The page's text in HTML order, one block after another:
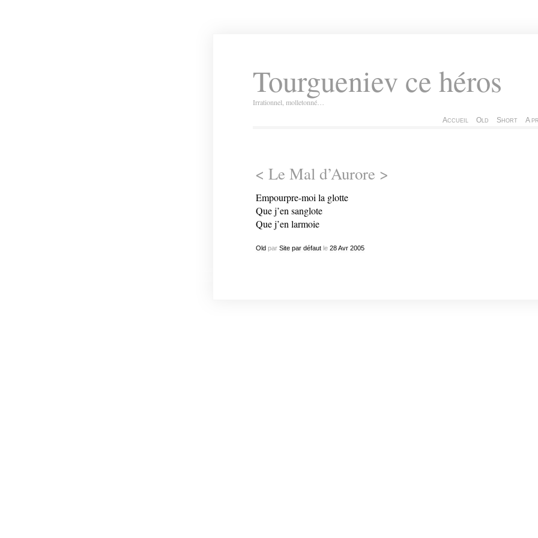
Tourgueniev ce héros
Irrationnel, molletonné…
Accueil Old Short A
< Le Mal d’Aurore >
Empourpre-moi la glotte
Que j’en sanglote
Que j’en larmoie
Oldpar Site par défautle 28 Avr 2005